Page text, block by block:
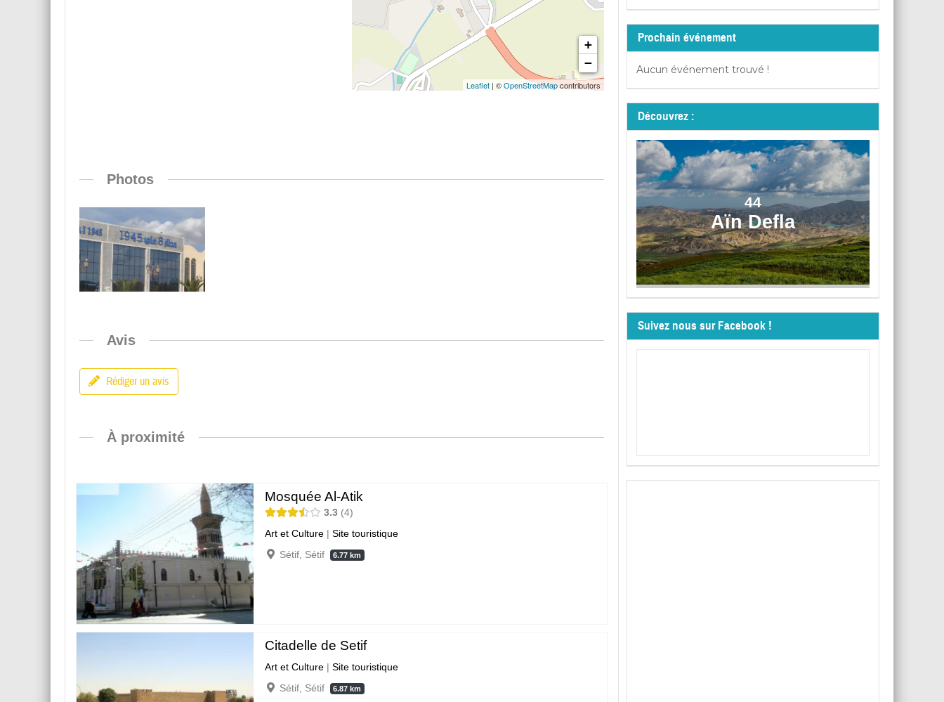
+
−
Leaflet| ©OpenStreetMapcontributors
Photos
Avis
Rédiger un avis
À proximité
Mosquée Al-Atik
3.3 4
Art et Culture| Site touristique
Sétif, Sétif
6.77 km
Citadelle de Setif
Art et Culture| Site touristique
Sétif, Sétif
6.87 km
Prochain événement
Aucun événement trouvé !
Découvrez :
44
Aïn Defla
Suivez nous sur Facebook !